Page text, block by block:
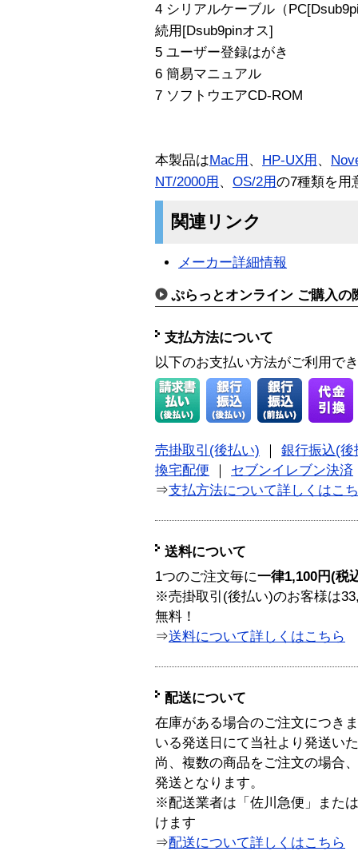
4 シリアルケーブル（
続用[Dsub9pinオス]
5 ユーザー登録はがき
6 簡易マニュアル
7 ソフトウエアCD-ROM
本製品はMac用 、 HP-UX用 、
NT/2000用 、 OS/2用の7種類を用
関連リンク
メーカー詳細情報
ぷらっとオンライン ご購入の
支払方法について
以下のお支払い方法がご利用で
売掛取引(後払い)
銀行振込(後
換宅配便
セブンイレブン決済
⇒支払方法について詳しくはこ
送料について
1つのご注文毎に一律1,100円(税
※売掛取引(後払い)のお客様は
無料！
⇒送料について詳しくはこちら
配送について
在庫がある場合のご注文につき
いる発送日にて当社より発送い
尚、複数の商品をご注文の場合
発送となります。
※配送業者は「佐川急便」また
けます
⇒配送について詳しくはこちら